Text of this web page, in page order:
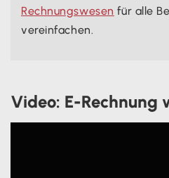
Rechnungswesen für alle
vereinfachen.
Video: E-Rechnung